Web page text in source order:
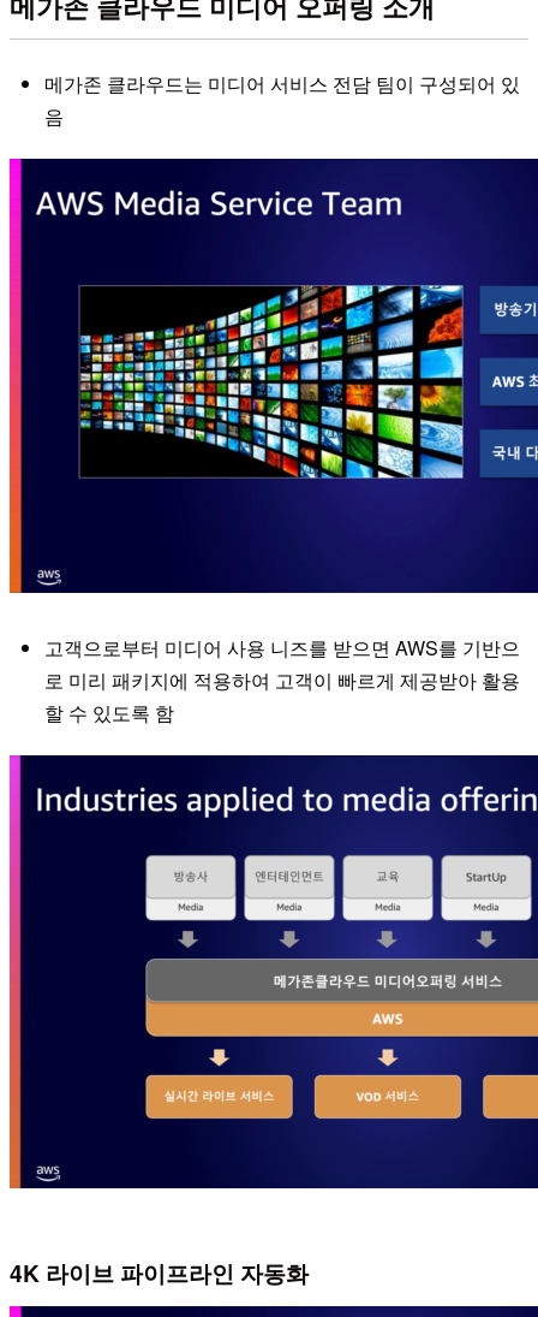
메가존 클라우드는 미디어 서비스 전담 팀이 구성되어 있
음
고객으로부터 미디어 사용 니즈를 받으면 AWS를 기반으
로 미리 패키지에 적용하여 고객이 빠르게 제공받아 활용
할 수 있도록 함
4K 라이브 파이프라인 자동화